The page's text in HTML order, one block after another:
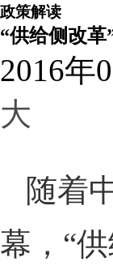
政策解读
“供给侧改
2016年
大
随着
幕，“